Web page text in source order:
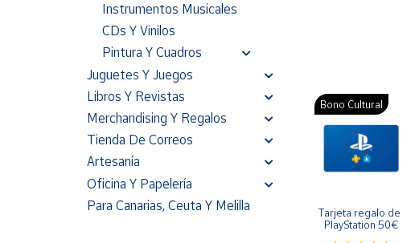
Instrumentos Musicales
CDs Y Vinilos
Pintura Y Cuadros
Juguetes Y Juegos
Libros Y Revistas
Merchandising Y Regalos
Tienda De Correos
Artesanía
Oficina Y Papelería
Para Canarias, Ceuta Y Melilla
Bono Cultural
Tarjeta regalo de
PlayStation 50€